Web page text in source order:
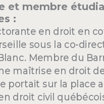
et membre
:
en droit en
sous la co-
Membre du
maîtrise en droit
portait sur la place
droit civil